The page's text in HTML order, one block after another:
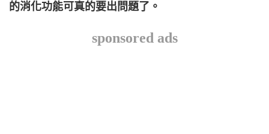
的消化功能可真的要出問題了。
sponsored ads